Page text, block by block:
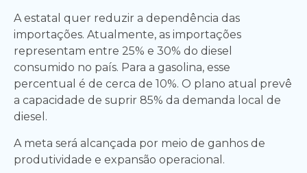
A estatal quer reduzir a dependência das
importações. Atualmente, as importações
representam entre 25% e 30% do diesel
consumido no país. Para a gasolina, esse
percentual é de cerca de 10%. O plano atual prevê
a capacidade de suprir 85% da demanda local de
diesel.
A meta será alcançada por meio de ganhos de
produtividade e expansão operacional.